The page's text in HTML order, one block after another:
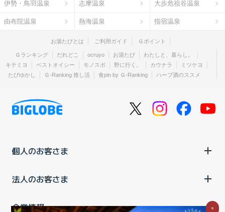
伊勢・鳥羽温泉 志摩温泉 大歩危祖谷温泉
由布院温泉 熱海温泉 指宿温泉
お湯たびとは ご利用ガイド Ｇポイント
Ｇランキング だれどこ ocruyo お湯たび
わたしと、暮らし。
キテミヨ
ベストオイシー モノスポ 野に行く。 カウナラ
ミツケヨ
たびゆかし
Ｇ-Ranking 推し活 食pin by Ｇ-Ranking ハーブ酒のススメ
個人のお客さま
法人のお客さま
企業情報 ×